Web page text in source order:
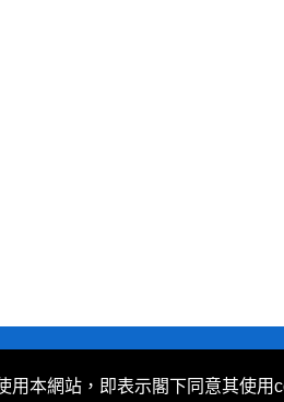
用本網站，即表示閣下同意其使
所有資料或訊息僅作為參考之